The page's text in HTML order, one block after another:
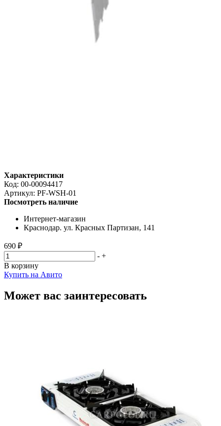
Характеристики
Код: 00-00094417
Артикул: PF-WSH-01
Посмотреть наличие
Интернет-магазин
Краснодар. ул. Красных Партизан, 141
690 ₽
- +
В корзину
Купить на Авито
Может вас заинтересовать